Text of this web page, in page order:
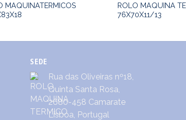
MAQUINATERMICOS
ROLO MAQUINA
76X70X11/13
SEDE
Rua das Oliveiras nº18,
Quinta Santa Rosa,
2680-458 Camarate
Lisboa, Portugal